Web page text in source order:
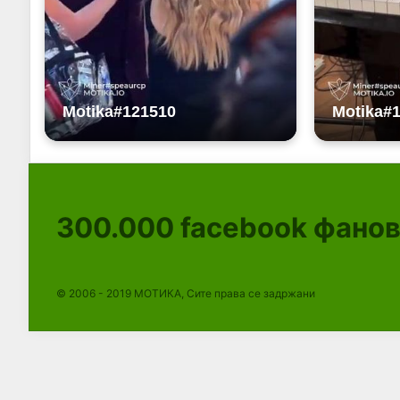
300.000 facebook
© 2006 - 2019 МОТИКА, Сите права се задржани